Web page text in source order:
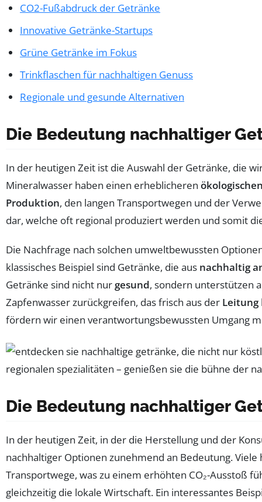
CO2-Fußabdruck der Getränke
Innovative Getränke-Startups
Grüne Getränke im Fokus
Trinkflaschen für nachhaltigen Genuss
Regionale und gesunde Alternativen
Die Bedeutung nachhaltiger
In der heutigen Zeit ist die Auswahl der Getränke, die
Mineralwasser haben einen erheblicheren
Produktion, den langen Transportwegen und der
dar, welche oft regional produziert werden und somit
Die Nachfrage nach solchen umweltbewussten
klassisches Beispiel sind Getränke, die aus nachhaltig
Getränke sind nicht nur gesund, sondern unterstützen
Zapfenwasser zurückgreifen, das frisch aus der Leitung
fördern wir einen verantwortungsbewussten Umgang
Die Bedeutung nachhaltiger
In der heutigen Zeit, in der die Herstellung und der
nachhaltiger Optionen zunehmend an Bedeutung.
Transportwege, was zu einem erhöhten CO₂-Ausstoß
gleichzeitig die lokale Wirtschaft. Ein interessantes